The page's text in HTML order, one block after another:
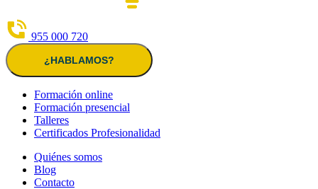
955 000 720
¿HABLAMOS?
Formación online
Formación presencial
Talleres
Certificados Profesionalidad
Quiénes somos
Blog
Contacto